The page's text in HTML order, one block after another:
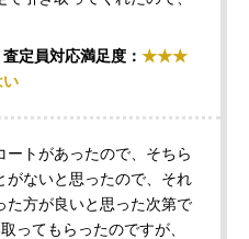
査定員対応満足度： ★★★
い
ートがあったので、そちら
がないと思ったので、それ
た方が良いと思った次第で
ってもらったのですが、